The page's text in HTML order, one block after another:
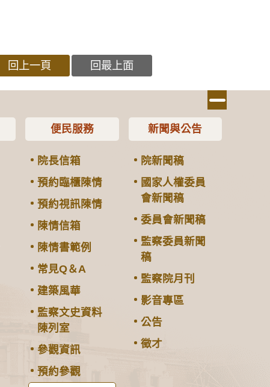
回上一頁 回最上面
便民服務
院長信箱
預約臨櫃陳情
預約視訊陳情
陳情信箱
陳情書範例
常見Q＆A
建築風華
監察文史資料
陳列室
參觀資訊
預約參觀
新聞與公告
院新聞稿
國家人權委員
會新聞稿
委員會新聞稿
監察委員新聞
稿
監察院月刊
影音專區
公告
徵才